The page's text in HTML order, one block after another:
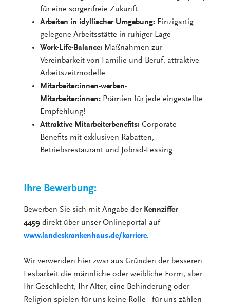
für eine sorgenfreie Zukunft
Arbeiten in idyllischer Umgebung: Einzigartig
gelegene Arbeitsstätte in ruhiger Lage
Work-Life-Balance: Maßnahmen zur
Vereinbarkeit von Familie und Beruf, attraktive
Arbeitszeitmodelle
Mitarbeiter:innen-werben-
Mitarbeiter:innen: Prämien für jede eingestellte
Empfehlung!
Attraktive Mitarbeiterbenefits:Corporate
Benefits mit exklusiven Rabatten,
Betriebsrestaurant und Jobrad-Leasing
Ihre Bewerbung:
Bewerben Sie sich mit Angabe der Kennziffer
4459 direkt über unser Onlineportal auf
www.landeskrankenhaus.de/karriere.
Wir verwenden hier zwar aus Gründen der besseren
Lesbarkeit die männliche oder weibliche Form, aber
Ihr Geschlecht, Ihr Alter, eine Behinderung oder
Religion spielen für uns keine Rolle - für uns zählen